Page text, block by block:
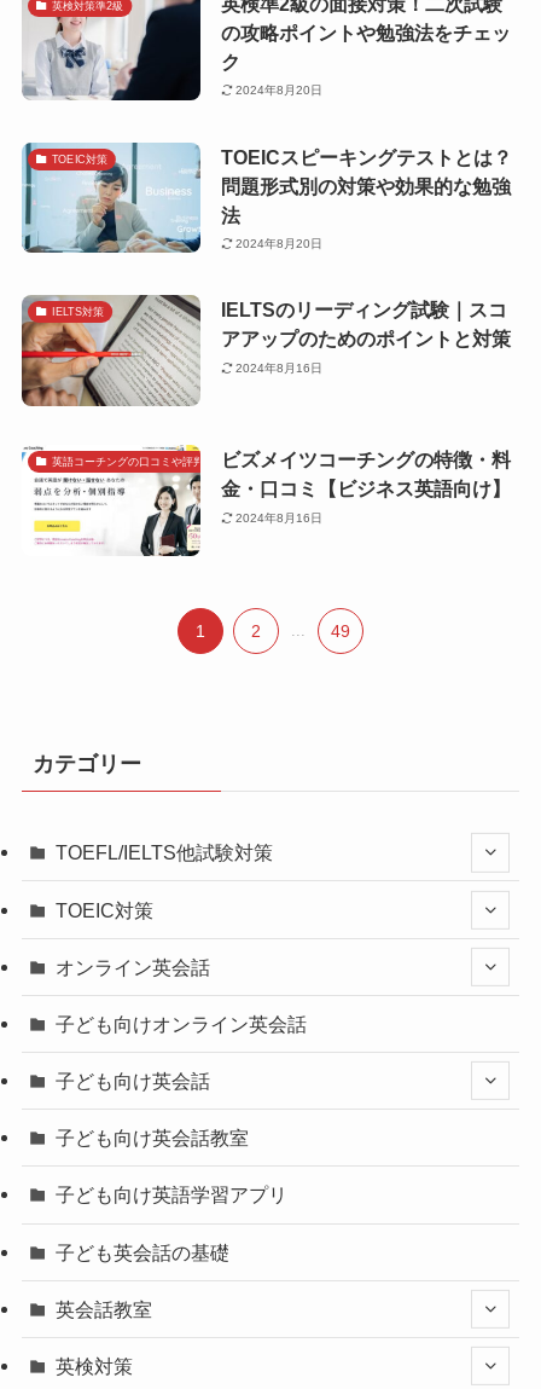
英検対策準2級
の攻略ポイントや勉強法をチェッ
ク
2024年8月20日
TOEIC対策
TOEICスピーキングテストとは？
問題形式別の対策や効果的な勉強
法
2024年8月20日
IELTS対策
IELTSのリーディング試験｜スコ
アアップのためのポイントと対策
2024年8月16日
英語コーチングの口コミや評判で探すビズメイツコーチングの特徴・料
金・口コミ【ビジネス英語向け】
2024年8月16日
1 2 49
カテゴリー
TOEFL/IELTS他試験対策
TOEIC対策
オンライン英会話
子ども向けオンライン英会話
子ども向け英会話
子ども向け英会話教室
子ども向け英語学習アプリ
子ども英会話の基礎
英会話教室
英検対策